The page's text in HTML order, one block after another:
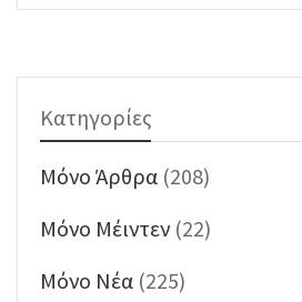
Κατηγορίες
Mόνο Άρθρα (208)
Mόνο Μέιντεν (22)
Mόνο Νέα (225)